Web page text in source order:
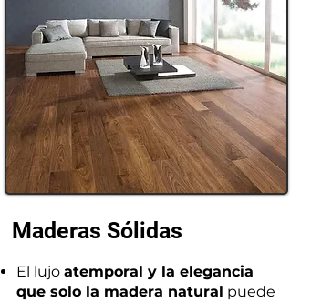
Maderas Sólidas
El lujo atemporal y la elegancia
que solo la madera natural puede